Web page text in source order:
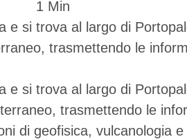
1 Min
si trova al largo di
trasmettendo le
si trova al largo di
trasmettendo le
di geofisica, vulcanologia e